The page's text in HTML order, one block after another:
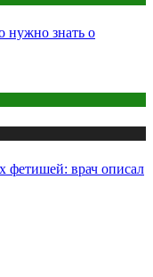
нужно знать о
фетишей: врач описал